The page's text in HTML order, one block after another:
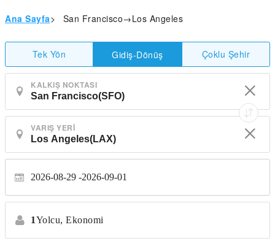
Ana Sayfa> San Francisco→Los Angeles
Tek Yön Gidiş-Dönüş Çoklu Şehir
KALKIŞ NOKTASI
VARIŞ YERI
2026-08-29 2026-09-01
1Yolcu, Ekonomi